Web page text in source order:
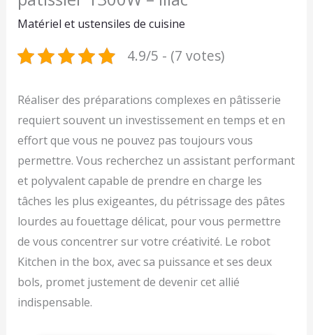
Matériel et ustensiles de cuisine
4.9/5 - (7 votes)
Réaliser des préparations complexes en pâtisserie
requiert souvent un investissement en temps et en
effort que vous ne pouvez pas toujours vous
permettre. Vous recherchez un assistant performant
et polyvalent capable de prendre en charge les
tâches les plus exigeantes, du pétrissage des pâtes
lourdes au fouettage délicat, pour vous permettre
de vous concentrer sur votre créativité. Le robot
Kitchen in the box, avec sa puissance et ses deux
bols, promet justement de devenir cet allié
indispensable.